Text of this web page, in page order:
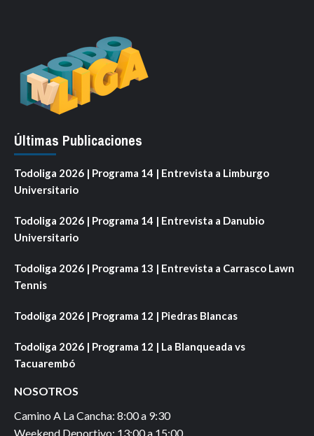
Últimas Publicaciones
Todoliga 2026 | Programa 14 | Entrevista a Limburgo
Universitario
Todoliga 2026 | Programa 14 | Entrevista a Danubio
Universitario
Todoliga 2026 | Programa 13 | Entrevista a Carrasco Lawn
Tennis
Todoliga 2026 | Programa 12 | Piedras Blancas
Todoliga 2026 | Programa 12 | La Blanqueada vs
Tacuarembó
NOSOTROS
Camino A La Cancha: 8:00 a 9:30
Weekend Deportivo: 13:00 a 15:00